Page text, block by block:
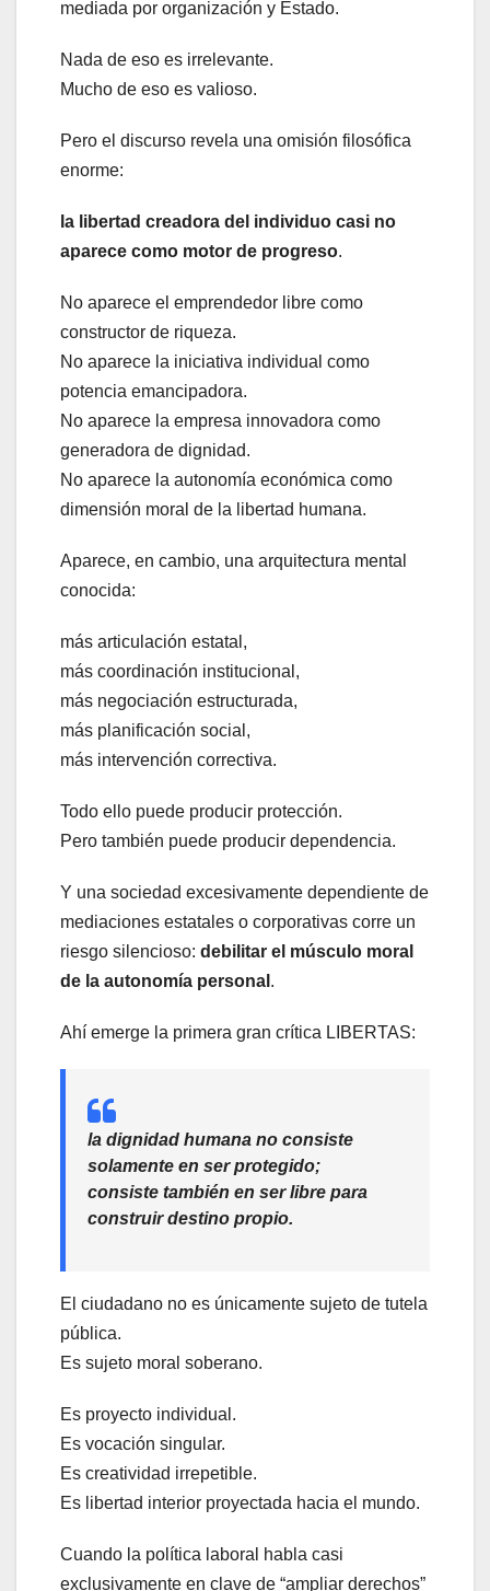
mediada por organización y Estado.
Nada de eso es irrelevante.
Mucho de eso es valioso.
Pero el discurso revela una omisión filosófica
enorme:
la libertad creadora del individuo casi no
aparece como motor de progreso.
No aparece el emprendedor libre como
constructor de riqueza.
No aparece la iniciativa individual como
potencia emancipadora.
No aparece la empresa innovadora como
generadora de dignidad.
No aparece la autonomía económica como
dimensión moral de la libertad humana.
Aparece, en cambio, una arquitectura mental
conocida:
más articulación estatal,
más coordinación institucional,
más negociación estructurada,
más planificación social,
más intervención correctiva.
Todo ello puede producir protección.
Pero también puede producir dependencia.
Y una sociedad excesivamente dependiente de
mediaciones estatales o corporativas corre un
riesgo silencioso: debilitar el músculo moral
de la autonomía personal .
Ahí emerge la primera gran crítica LIBERTAS:
la dignidad humana no consiste
solamente en ser protegido;
consiste también en ser libre para
construir destino propio.
El ciudadano no es únicamente sujeto de tutela
pública.
Es sujeto moral soberano.
Es proyecto individual.
Es vocación singular.
Es creatividad irrepetible.
Es libertad interior proyectada hacia el mundo.
Cuando la política laboral habla casi
exclusivamente en clave de “ampliar derechos”